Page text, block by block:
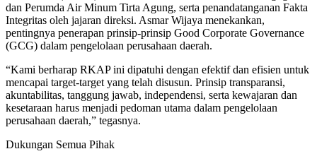
dan Perumda Air Minum Tirta Agung, serta penandatanganan Fakta
Integritas oleh jajaran direksi. Asmar Wijaya menekankan,
pentingnya penerapan prinsip-prinsip Good Corporate Governance
(GCG) dalam pengelolaan perusahaan daerah.
“Kami berharap RKAP ini dipatuhi dengan efektif dan efisien untuk
mencapai target-target yang telah disusun. Prinsip transparansi,
akuntabilitas, tanggung jawab, independensi, serta kewajaran dan
kesetaraan harus menjadi pedoman utama dalam pengelolaan
perusahaan daerah,” tegasnya.
Dukungan Semua Pihak